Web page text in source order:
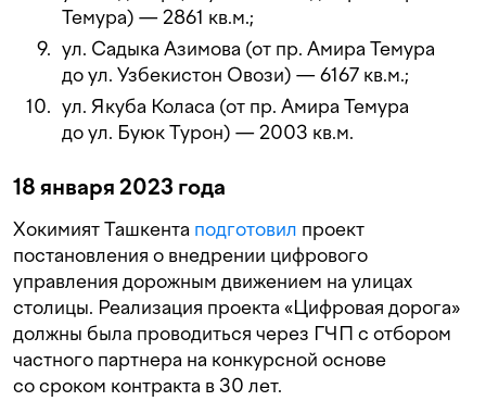
Темура) — 2861 кв.м.;
ул. Садыка Азимова (от пр. Амира Темура
до ул. Узбекистон Овози) — 6167 кв.м.;
ул. Якуба Коласа (от пр. Амира Темура
до ул. Буюк Турон) — 2003 кв.м.
18 января 2023 года
Хокимият Ташкента подготовил проект
постановления о внедрении цифрового
управления дорожным движением на улицах
столицы. Реализация проекта «Цифровая дорога»
должны была проводиться через ГЧП с отбором
частного партнера на конкурсной основе
со сроком контракта в 30 лет.